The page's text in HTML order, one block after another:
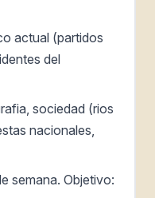
actual (partidos
del
sociedad (rios
nacionales,
semana. Objetivo: